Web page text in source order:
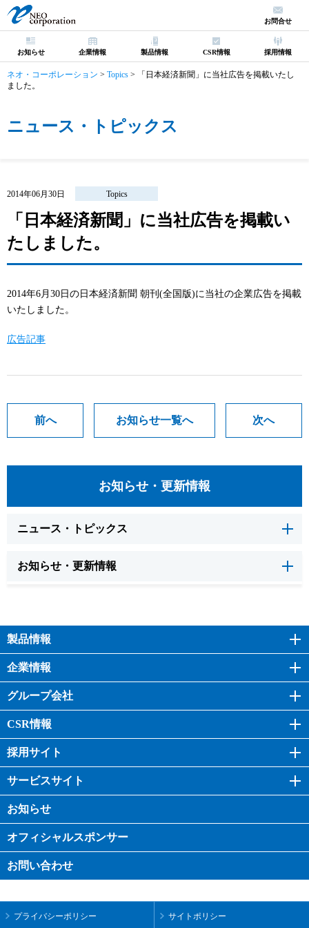
お知らせ 企業情報 製品情報 CSR情報 採用情報
お問合せ
ネオ・コーポレーション > Topics >
「日本経済新聞」に当社広告を掲載いたし
ました。
ニュース・トピックス
2014年06月30日 Topics
「日本経済新聞」に当社広告を掲載い
たしました。
2014年6月30日の日本経済新聞 朝刊(全国版)に当社の企業広告を掲載
いたしました。
広告記事
前へ お知らせ一覧へ 次へ
お知らせ・更新情報
ニュース・トピックス
お知らせ・更新情報
製品情報
企業情報
グループ会社
CSR情報
採用サイト
サービスサイト
お知らせ
オフィシャルスポンサー
お問い合わせ
プライバシーポリシー サイトポリシー